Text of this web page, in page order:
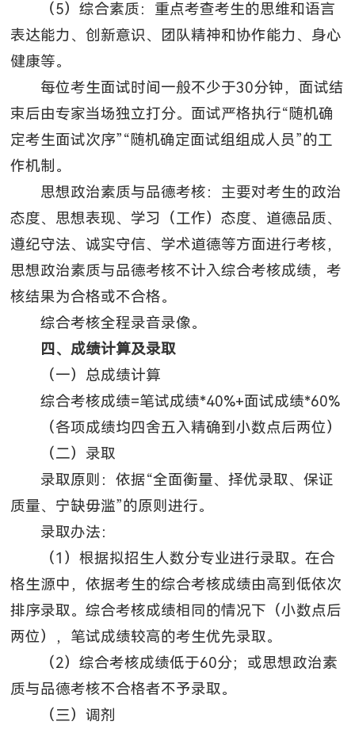
（5）综合素质：重点考查考生的思维和语言
表达能力、创新意识、团队精神和协作能力、身心
健康等。
每位考生面试时间一般不少于30分钟，面试结
束后由专家当场独立打分。面试严格执行“随机确
定考生面试次序”“随机确定面试组组成人员”的工
作机制。
思想政治素质与品德考核：主要对考生的政治
态度、思想表现、学习（工作）态度、道德品质、
遵纪守法、诚实守信、学术道德等方面进行考核，
思想政治素质与品德考核不计入综合考核成绩，考
核结果为合格或不合格。
综合考核全程录音录像。
四、成绩计算及录取
（一）总成绩计算
综合考核成绩=笔试成绩*40%+面试成绩*60%
（各项成绩均四舍五入精确到小数点后两位）
（二）录取
录取原则：依据“全面衡量、择优录取、保证
质量、宁缺毋滥”的原则进行。
录取办法：
（1）根据拟招生人数分专业进行录取。在合
格生源中，依据考生的综合考核成绩由高到低依次
排序录取。综合考核成绩相同的情况下（小数点后
两位），笔试成绩较高的考生优先录取。
（2）综合考核成绩低于60分；或思想政治素
质与品德考核不合格者不予录取。
（三）调剂